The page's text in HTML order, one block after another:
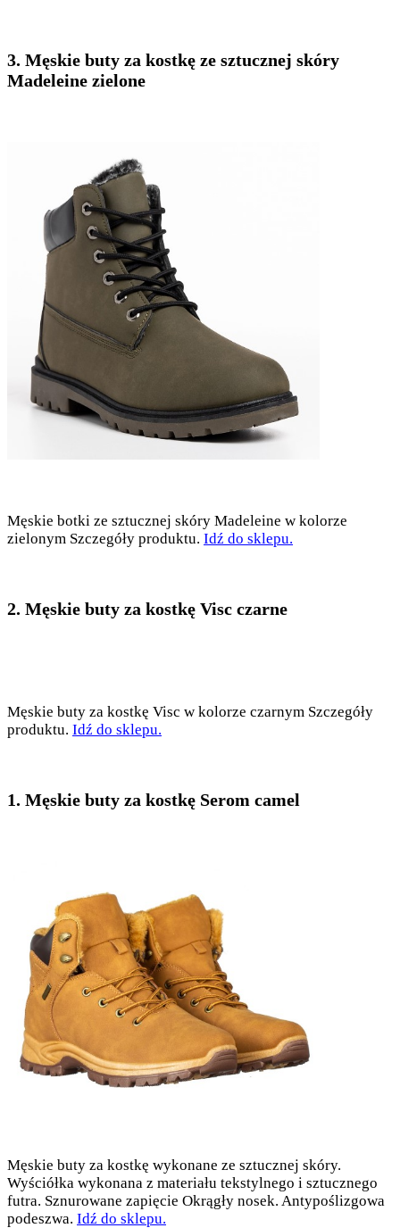
3. Męskie buty za kostkę ze sztucznej skóry
Madeleine zielone
Męskie botki ze sztucznej skóry Madeleine w kolorze
zielonym Szczegóły produktu. Idź do sklepu.
2. Męskie buty za kostkę Visc czarne
Męskie buty za kostkę Visc w kolorze czarnym Szczegóły
produktu. Idź do sklepu.
1. Męskie buty za kostkę Serom camel
Męskie buty za kostkę wykonane ze sztucznej skóry.
Wyściółka wykonana z materiału tekstylnego i sztucznego
futra. Sznurowane zapięcie Okrągły nosek. Antypoślizgowa
podeszwa. Idź do sklepu.